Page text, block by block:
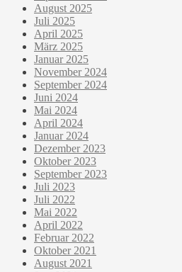
August 2025
Juli 2025
April 2025
März 2025
Januar 2025
November 2024
September 2024
Juni 2024
Mai 2024
April 2024
Januar 2024
Dezember 2023
Oktober 2023
September 2023
Juli 2023
Juli 2022
Mai 2022
April 2022
Februar 2022
Oktober 2021
August 2021